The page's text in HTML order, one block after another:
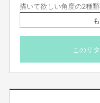
描いて欲しい角度の2種
す。
※写真はCrowdfundingの
イル便で送っていただく
・完成した画像は
小田、ヒューマン中村、
このリ